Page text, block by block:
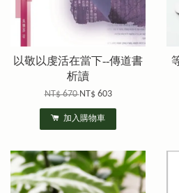
以敬以虔活在當下--傳道書
析讀
NT$ 670NT$ 603
加入購物車